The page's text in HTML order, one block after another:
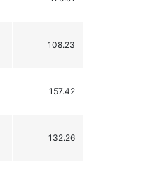
108.23
157.42
132.26